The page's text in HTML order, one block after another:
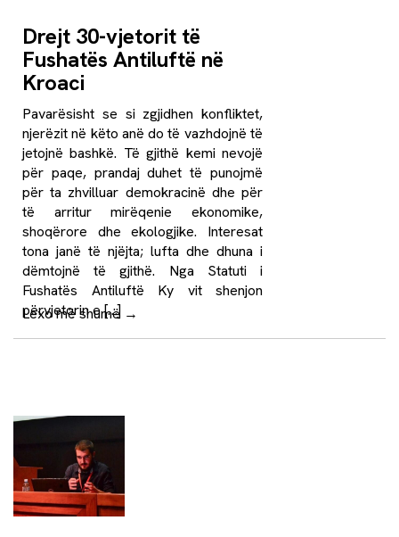
Drejt 30-vjetorit të
Fushatës Antiluftë në
Kroaci
Pavarësisht se si zgjidhen konfliktet,
njerëzit në këto anë do të vazhdojnë të
jetojnë bashkë. Të gjithë kemi nevojë
për paqe, prandaj duhet të punojmë
për ta zhvilluar demokracinë dhe për
të arritur mirëqenie ekonomike,
shoqërore dhe ekologjike. Interesat
tona janë të njëjta; lufta dhe dhuna i
dëmtojnë të gjithë. Nga Statuti i
Fushatës Antiluftë Ky vit shenjon
përvjetorin e […]
Lexo më shumë →